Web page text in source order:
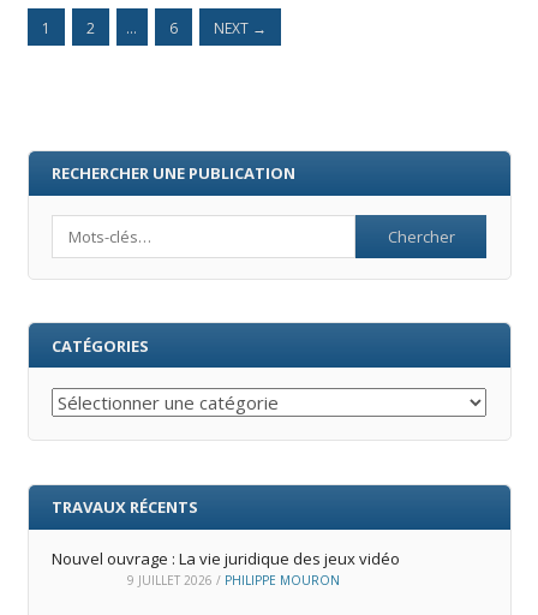
1 2 … 6 NEXT →
RECHERCHER UNE PUBLICATION
CATÉGORIES
Catégories
TRAVAUX RÉCENTS
Nouvel ouvrage : La vie juridique des jeux vidéo
9 JUILLET 2026 / PHILIPPE MOURON